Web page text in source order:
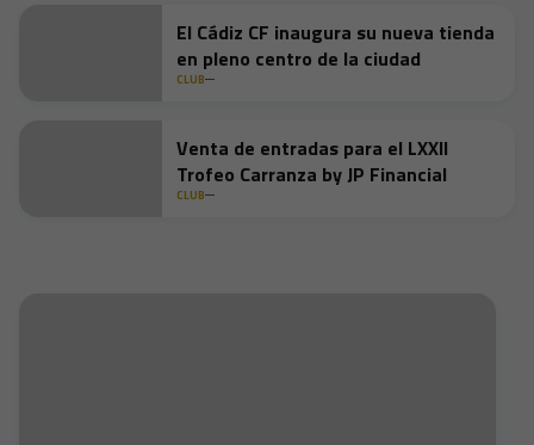
El Cádiz CF inaugura su nueva tienda
en pleno centro de la ciudad
CLUB
Venta de entradas para el LXXII
Trofeo Carranza by JP Financial
CLUB